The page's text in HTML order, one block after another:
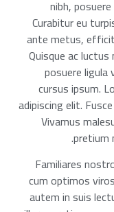
nibh,
Curabitur eu
ante metus,
Quisque ac
posuere ligula
cursus ipsum.
adipiscing elit.
Vivamus
pretium
Familiares
cum optimos
autem in suis